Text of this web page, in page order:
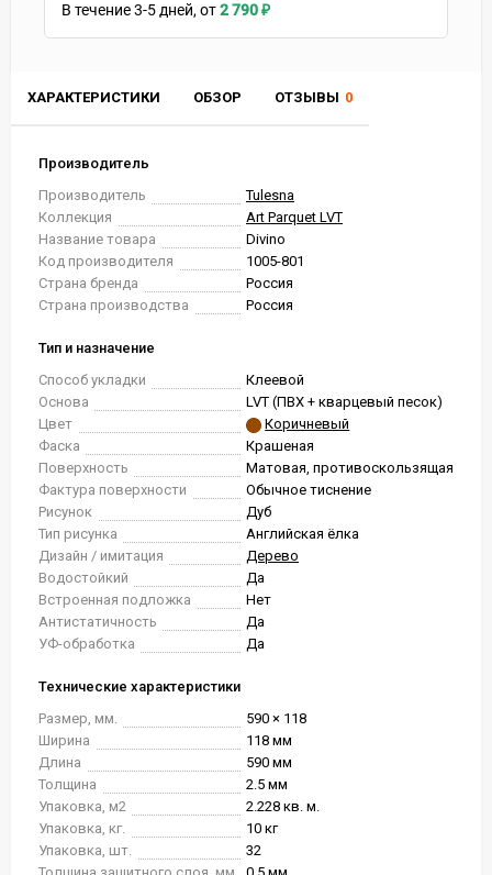
ХАРАКТЕРИСТИКИ ОБЗОР ОТЗЫВЫ 0
Производитель
Производитель
Tulesna
Коллекция
Art Parquet LVT
Название товара
Divino
Код производителя
1005-801
Страна бренда
Россия
Страна производства
Россия
Тип и назначение
Способ укладки
Клеевой
Основа
LVT (ПВХ + кварцевый песок)
Цвет
Коричневый
Фаска
Крашеная
Поверхность
Матовая, противоскользящая
Фактура поверхности
Обычное тиснение
Рисунок
Дуб
Тип рисунка
Английская ёлка
Дизайн / имитация
Дерево
Водостойкий
Да
Встроенная подложка
Нет
Антистатичность
Да
УФ-обработка
Да
Технические характеристики
Размер, мм.
590 × 118
Ширина
118 мм
Длина
590 мм
Толщина
2.5 мм
Упаковка, м2
2.228 кв. м.
Упаковка, кг.
10 кг
Упаковка, шт.
32
В течение3-5 дней 2 790₽